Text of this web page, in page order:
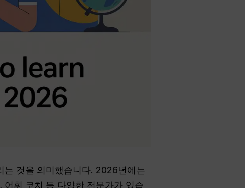
는 것을 의미했습니다. 2026년에는
어휘 코치 등 다양한 전문가가 있습